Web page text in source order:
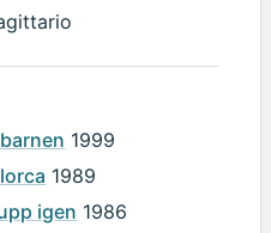
1999
1989
igen 1986